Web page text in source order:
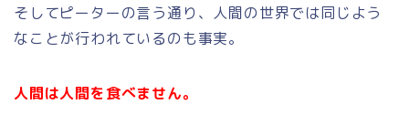
そしてピーターの言う通り、人間の世界では同じよう
なことが行われているのも事実。
人間は人間を食べません。